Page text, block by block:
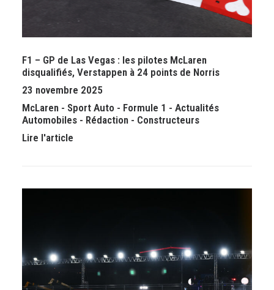
F1 – GP de Las Vegas : les pilotes McLaren
disqualifiés, Verstappen à 24 points de Norris
23 novembre 2025
McLaren - Sport Auto - Formule 1 - Actualités
Automobiles - Rédaction - Constructeurs
Lire l'article